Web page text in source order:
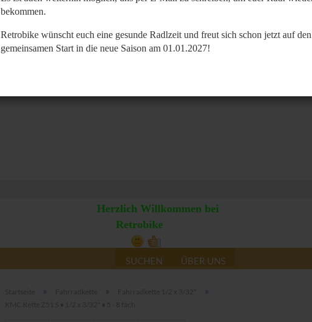
bekommen.
Retrobike wünscht euch eine gesunde Radlzeit und freut sich schon jetzt auf den
gemeinsamen Start in die neue Saison am 01.01.2027!
Herzlich Willkommen bei
Retrobike
SUCHEN ÜBER UNS
» » »